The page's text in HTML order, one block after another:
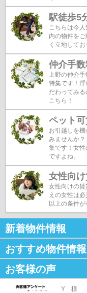
駅徒歩5
こちらは今
内の物件を
く立地して
仲介手
上野の仲介
特集です！浮
だわってみ
こちら！
ペット
お引越しを
みませんか
集です！女
ですよね。
女性向
女性向けの
えの女性は
以上の条件
新着物件情報
おすすめ物件情報
お客様の声
Y 様